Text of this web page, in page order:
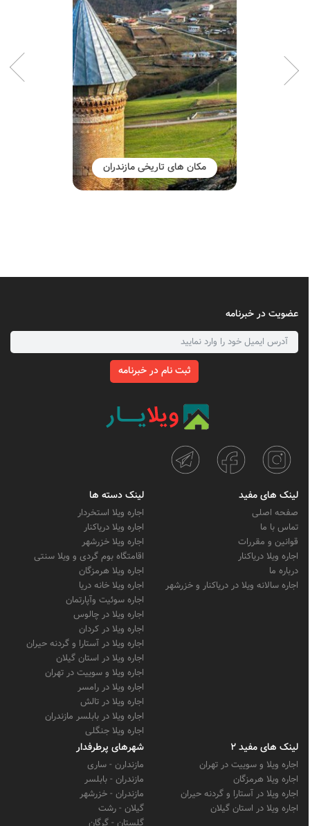
مکان های تاریخی مازندران
عضویت در خبرنامه
ثبت نام در خبرنامه
لینک های مفید
صفحه اصلی
تماس با ما
قوانین و مقررات
اجاره ویلا دریاکنار
درباره ما
اجاره سالانه ویلا در دریاکنار و خزرشهر
لینک دسته ها
اجاره ویلا استخردار
اجاره ویلا دریاکنار
اجاره ویلا خزرشهر
اقامتگاه بوم گردی و ویلا سنتی
اجاره ویلا هرمزگان
اجاره ویلا خانه دریا
اجاره سوئیت وآپارتمان
اجاره ویلا در چالوس
اجاره ویلا در کردان
اجاره ویلا در آستارا و گردنه حیران
اجاره ویلا در استان گیلان
اجاره ویلا و سوییت در تهران
اجاره ویلا در رامسر
اجاره ویلا در تالش
اجاره ویلا در بابلسر مازندران
اجاره ویلا جنگلی
لینک های مفید 2
اجاره ویلا و سوییت در تهران
اجاره ویلا هرمزگان
اجاره ویلا در آستارا و گردنه حیران
اجاره ویلا در استان گیلان
شهرهای پرطرفدار
مازندارن - ساری
مازندران - بابلسر
مازندران - خزرشهر
گیلان - رشت
گلستان - گرگان